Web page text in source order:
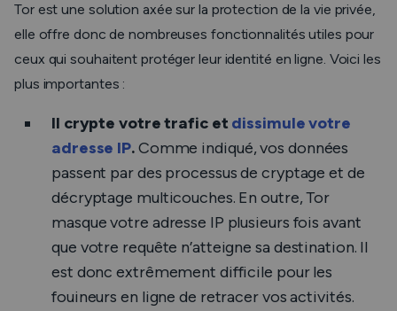
Tor est une solution axée sur la protection de la vie privée,
elle offre donc de nombreuses fonctionnalités utiles pour
ceux qui souhaitent protéger leur identité en ligne. Voici les
plus importantes :
Il crypte votre trafic et dissimule votre
adresse IP.Comme indiqué, vos données
passent par des processus de cryptage et de
décryptage multicouches. En outre, Tor
masque votre adresse IP plusieurs fois avant
que votre requête n’atteigne sa destination. Il
est donc extrêmement difficile pour les
fouineurs en ligne de retracer vos activités.